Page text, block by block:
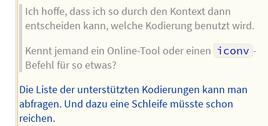
Ich hoffe, dass ich so durch den Kontext dann
entscheiden kann, welche Kodierung benutzt wird.
Kennt jemand ein Online-Tool oder einen iconv -
Befehl für so etwas?
Die Liste der unterstützten Kodierungen kann man
abfragen. Und dazu eine Schleife müsste schon
reichen.